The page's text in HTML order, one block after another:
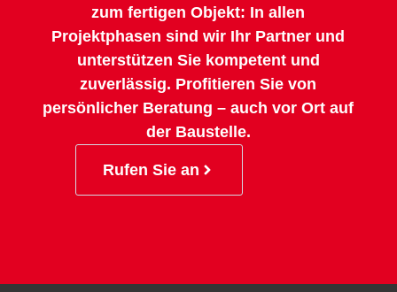
zum fertigen Objekt: In allen
Projektphasen sind wir Ihr Partner und
unterstützen Sie kompetent und
zuverlässig. Profitieren Sie von
persönlicher Beratung – auch vor Ort auf
der Baustelle.
Rufen Sie an